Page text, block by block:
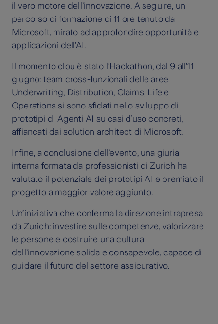
il vero motore dell’innovazione. A seguire, un
percorso di formazione di 11 ore tenuto da
Microsoft, mirato ad approfondire opportunità e
applicazioni dell’AI.
Il momento clou è stato l’Hackathon, dal 9 all’11
giugno: team cross-funzionali delle aree
Underwriting, Distribution, Claims, Life e
Operations si sono sfidati nello sviluppo di
prototipi di Agenti AI su casi d’uso concreti,
affiancati dai solution architect di Microsoft.
Infine, a conclusione dell’evento, una giuria
interna formata da professionisti di Zurich ha
valutato il potenziale dei prototipi AI e premiato il
progetto a maggior valore aggiunto.
Un’iniziativa che conferma la direzione intrapresa
da Zurich: investire sulle competenze, valorizzare
le persone e costruire una cultura
dell’innovazione solida e consapevole, capace di
guidare il futuro del settore assicurativo.